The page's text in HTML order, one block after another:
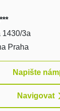
1430/3a
Praha
Napište nám
Navigovat